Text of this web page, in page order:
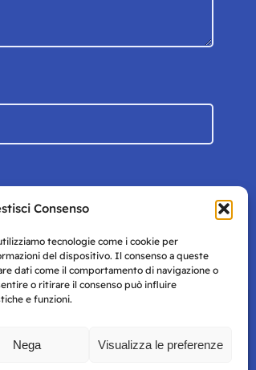
Consenso
tecnologie come i cookie per
del dispositivo. Il consenso a queste
dati come il comportamento di navigazione o
o ritirare il consenso può influire
e funzioni.
Nega Visualizza le preferenze